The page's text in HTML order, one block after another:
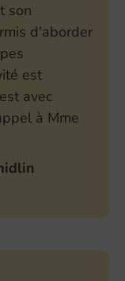
son
d'aborder
est
avec
à Mme